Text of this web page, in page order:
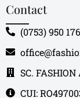
Contact
(0753) 950
SC. FASHION
CUI: